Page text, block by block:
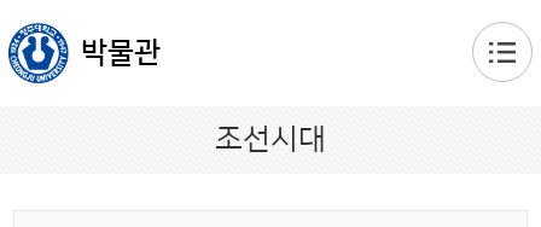
박물관
조선시대